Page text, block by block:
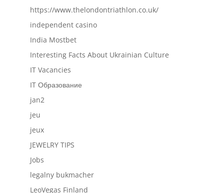
https://www.thelondontriathlon.co.uk/
independent casino
India Mostbet
Interesting Facts About Ukrainian Culture
IT Vacancies
IT Образование
jan2
jeu
jeux
JEWELRY TIPS
Jobs
legalny bukmacher
LeoVegas Finland